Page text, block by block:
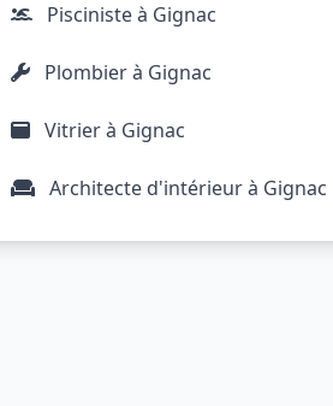
Pisciniste à Gignac
Plombier à Gignac
Vitrier à Gignac
Architecte d'intérieur à Gignac